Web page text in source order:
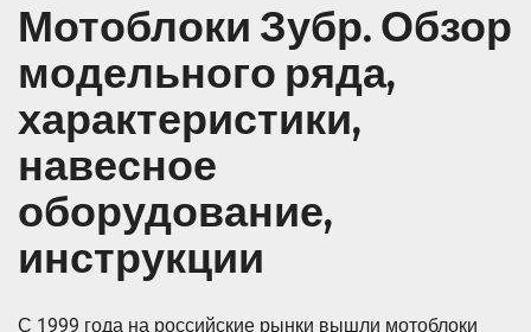
Мотоблоки Зубр. Обзор
модельного ряда,
характеристики,
навесное
оборудование,
инструкции
С 1999 года на российские рынки вышли мотоблоки